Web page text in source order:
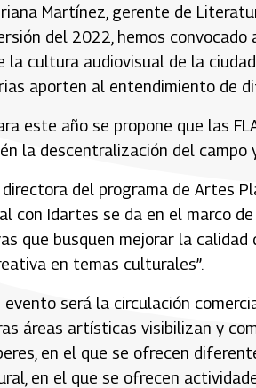
Martínez, gerente de
del 2022, hemos
la cultura audiovisual de la
aporten al entendimiento de
este año se propone que las
la descentralización del campo
directora del programa de Artes
con Idartes se da en el marco
que busquen mejorar la
en temas culturales”.
será la circulación
áreas artísticas visibilizan y
en el que se ofrecen
en el que se ofrecen